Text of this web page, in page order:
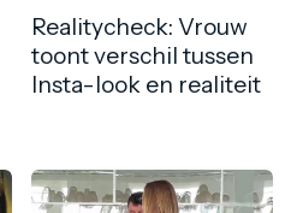
Realitycheck: Vrouw
toont verschil tussen
Insta-look en realiteit